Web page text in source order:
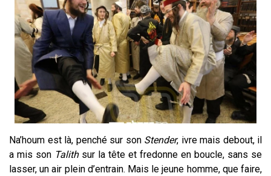
Na’houm est là, penché sur son Stender, ivre mais debout, il
a mis son Talithsur la tête et fredonne en boucle, sans se
lasser, un air plein d’entrain. Mais le jeune homme, que faire,